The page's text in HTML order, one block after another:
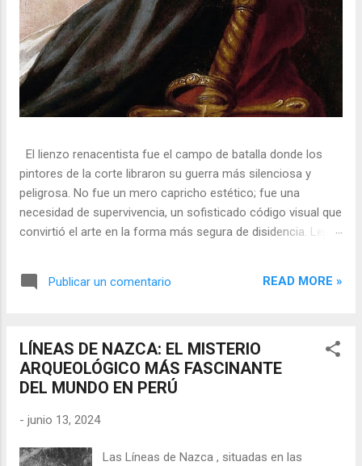
El lienzo renacentista fue el campo de batalla donde los
pintores de la corte libraron su guerra más silenciosa y
peligrosa. No fue un mero capricho estético; fue una
necesidad de supervivencia, un sofisticado código visual que
convirtió el arte en la forma más segura de disidencia. Lejos
artistas eran agentes dobles, equilibrando su necesidad de
mecenazgo real con la obligación de preservar su integridad
pintores encontraron en los símbolos, las distorsiones y los
objetos cotidianos un lenguaje cifrado capaz de eludir a los
censores y desafiar al trono. 🎭 La arquitectura del engaño
sino un objeto tridimensional y multifacético. Los pintores
de la corte eran los agentes dobles definitivos, y dominaban
Publicar un comentario READ MORE »
LÍNEAS DE NAZCA: EL MISTERIO
ARQUEOLÓGICO MÁS FASCINANTE
DEL MUNDO EN PERÚ
- junio 13, 2024
Las Líneas de Nazca , situadas en las